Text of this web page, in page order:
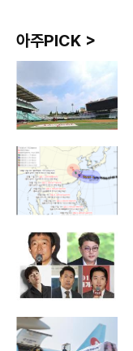
아주PICK >